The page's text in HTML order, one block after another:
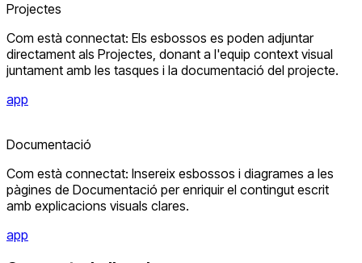
Projectes
Com està connectat: Els esbossos es poden adjuntar
directament als Projectes, donant a l'equip context visual
juntament amb les tasques i la documentació del projecte.
app
Documentació
Com està connectat: Insereix esbossos i diagrames a les
pàgines de Documentació per enriquir el contingut escrit
amb explicacions visuals clares.
app